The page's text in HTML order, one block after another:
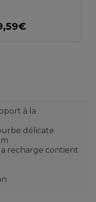
à la
délicate
recharge contient